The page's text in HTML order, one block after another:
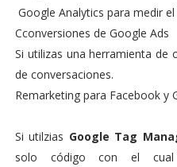
Google Analytics para medir
Cconversiones de Google Ads
Si utilizas una herramienta de
de conversaciones.
Remarketing para Facebook y
Si utilzias Google Tag
solo código con el cual